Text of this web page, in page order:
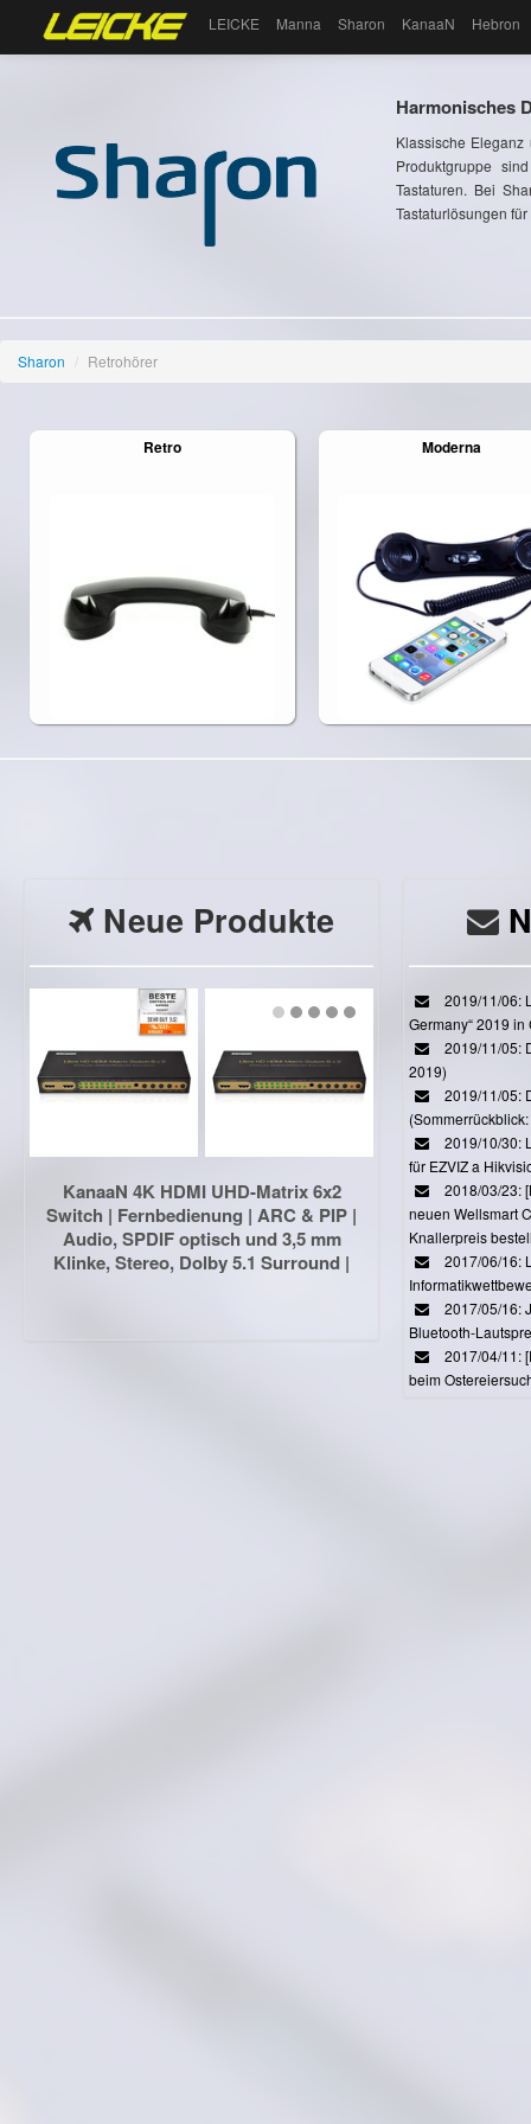
LEICKE Manna Sharon KanaaN Hebron
Harmonisches
Klassische
Produktgruppe
Tastaturen. Bei
Tastaturlösungen
Sharon / Retrohörer
Retro Moderna
Neue Produkte
KanaaN 4K HDMI UHD-Matrix 6x2
Switch | Fernbedienung | ARC & PIP |
Audio, SPDIF optisch und 3,5 mm
Klinke, Stereo, Dolby 5.1 Surround |
2019/11/06:
Germany“ 2019
2019/11/05:
2019)
2019/11/05:
2019/10/30:
für EZVIZ a
2018/03/23:
neuen Wellsmart
Knallerpreis
2017/06/16:
2017/05/16:
Bluetooth-
2017/04/11:
beim